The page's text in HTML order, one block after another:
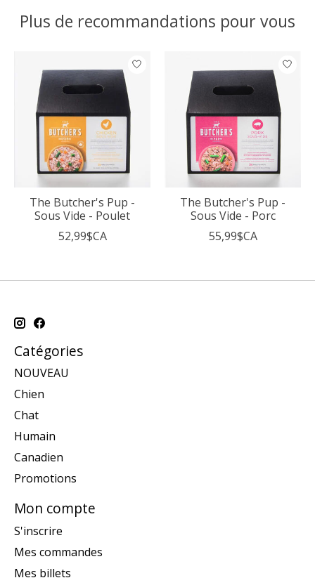
Plus de recommandations pour vous
Articles du carrousel de produits
The Butcher's Pup -
Sous Vide - Poulet
52,99$CA
The Butcher's Pup -
Sous Vide - Porc
55,99$CA
Catégories
NOUVEAU
Chien
Chat
Humain
Canadien
Promotions
Mon compte
S'inscrire
Mes commandes
Mes billets